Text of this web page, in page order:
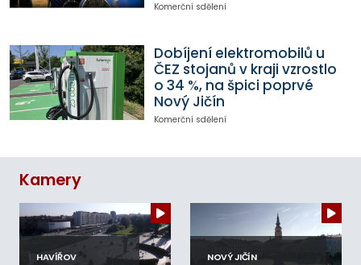
Komerční sdělení
Dobíjení elektromobilů u
ČEZ stojanů v kraji vzrostlo
o 34 %, na špici poprvé
Nový Jičín
Komerční sdělení
Kamery
HAVÍŘOV NOVÝ JIČÍN